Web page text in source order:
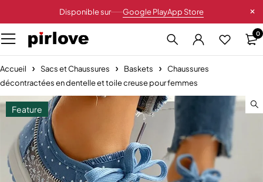
Disponible sur Google PlayApp Store
0
Accueil Sacs et Chaussures Baskets
Chaussures
décontractées en dentelle et toile creuse pour femmes
Feature